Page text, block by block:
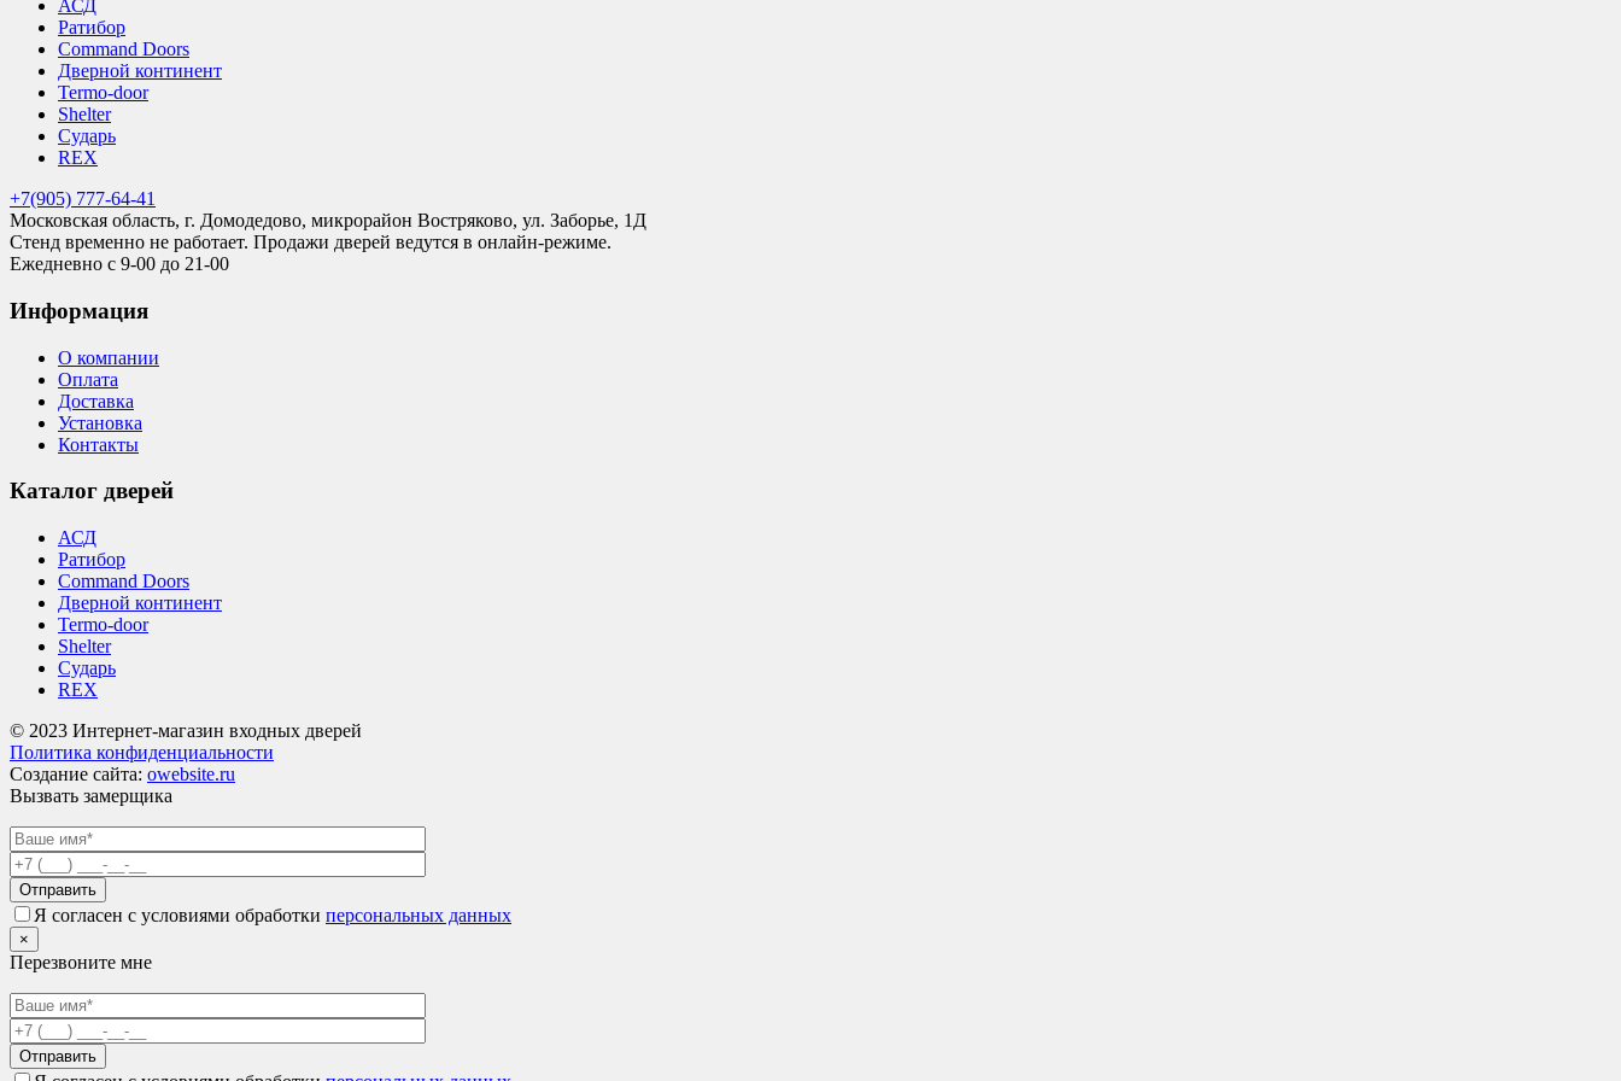
АСД
Ратибор
Command Doors
Дверной континент
Termo-door
Shelter
Сударь
REX
+7(905) 777-64-41
Московская область, г. Домодедово, микрорайон Востряково, ул. Заборье, 1Д
Стенд временно не работает. Продажи дверей ведутся в онлайн-режиме.
Ежедневно с 9-00 до 21-00
Информация
О компании
Оплата
Доставка
Установка
Контакты
Каталог дверей
АСД
Ратибор
Command Doors
Дверной континент
Termo-door
Shelter
Сударь
REX
© 2023 Интернет-магазин входных дверей
Политика конфиденциальности
Создание сайта: owebsite.ru
Вызвать замерщика
Я согласен с условиями обработки персональных данных
×
Перезвоните мне